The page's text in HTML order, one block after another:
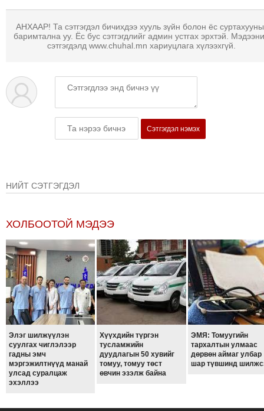
АНХААР! Та сэтгэгдэл бичихдээ хууль зүйн болон ёс
баримтална уу. Ёс бус сэтгэгдлийг админ устгах эрхтэй.
сэтгэгдэлд www.chuhal.mn хариуцлага хүлээхгүй.
Сэтгэгдэл нэмэх
НИЙТ СЭТГЭГДЭЛ
ХОЛБООТОЙ МЭДЭЭ
Элэг шилжүүлэн
суулгах чиглэлээр
гадны эмч
мэргэжилтнүүд манай
улсад суралцаж
эхэллээ
Хүүхдийн түргэн
тусламжийн
дуудлагын 50 хувийг
томуу, томуу төст
өвчин эзэлж байна
ЭМЯ: Томуугийн
тархалтын улмаас
дөрвөн аймаг улбар
шар түвшинд